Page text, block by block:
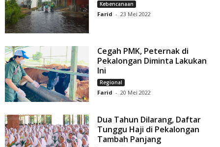
Kebencanaan
Farid - 23 Mei 2022
Cegah PMK, Peternak di
Pekalongan Diminta Lakukan
Ini
Regional
Farid - 20 Mei 2022
Dua Tahun Dilarang, Daftar
Tunggu Haji di Pekalongan
Tambah Panjang